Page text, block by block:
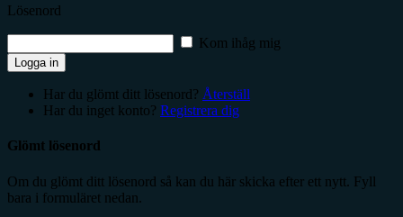
Lösenord
Kom ihåg mig
Logga in
Har du glömt ditt lösenord? Återställ
Har du inget konto? Registrera dig
Glömt lösenord
Om du glömt ditt lösenord så kan du här skicka efter ett nytt. Fyll
bara i formuläret nedan.